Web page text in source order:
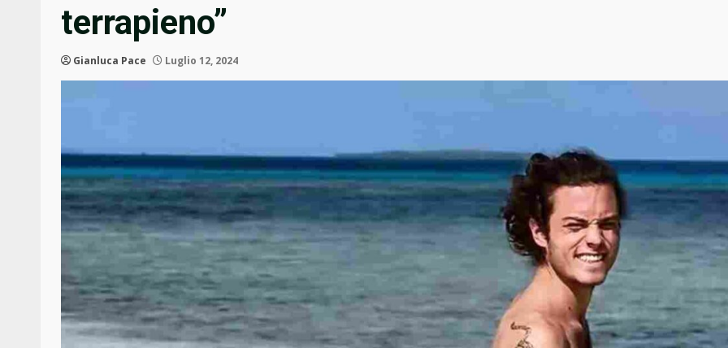
terrapieno”
Gianluca Pace Luglio 12, 2024